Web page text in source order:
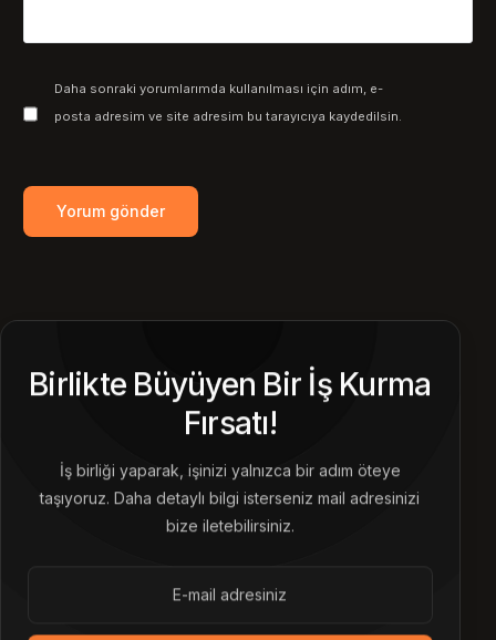
Daha sonraki yorumlarımda kullanılması için adım, e-
posta adresim ve site adresim bu tarayıcıya kaydedilsin.
Birlikte Büyüyen Bir İş Kurma
Fırsatı!
İş birliği yaparak, işinizi yalnızca bir adım öteye
taşıyoruz. Daha detaylı bilgi isterseniz mail adresinizi
bize iletebilirsiniz.